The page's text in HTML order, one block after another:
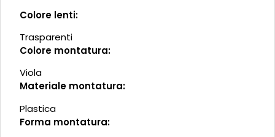
Colore lenti:
Trasparenti
Colore montatura:
Viola
Materiale montatura:
Plastica
Forma montatura: